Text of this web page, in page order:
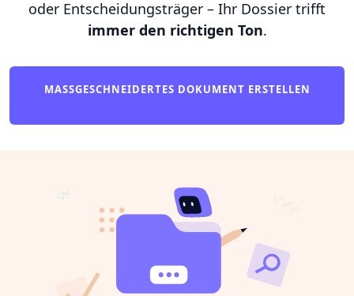
oder Entscheidungsträger – Ihr Dossier trifft
immer den richtigen Ton.
MASSGESCHNEIDERTES DOKUMENT ERSTELLEN